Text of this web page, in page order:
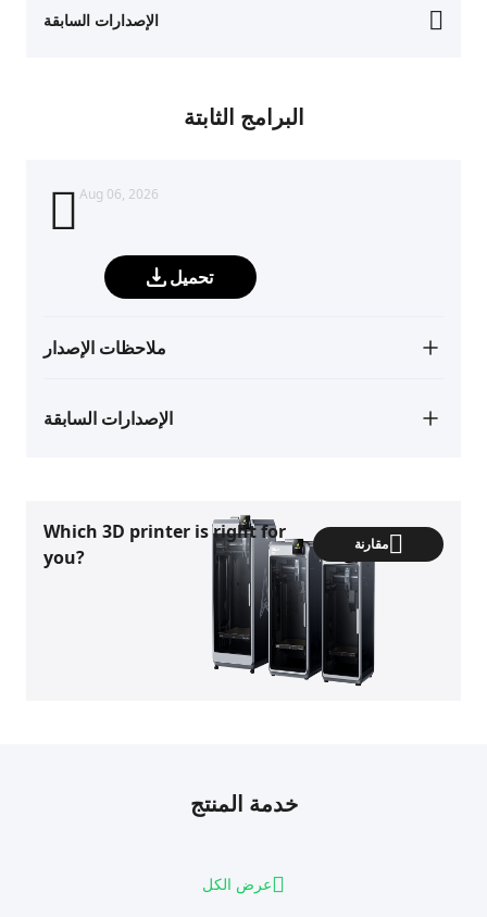
الإصدارات السابقة
البرامج الثابتة
Aug 06, 2026
تحميل
ملاحظات الإصدار
الإصدارات السابقة
Which 3D printer is right for
you?
مقارنة
خدمة المنتج
عرض الكل